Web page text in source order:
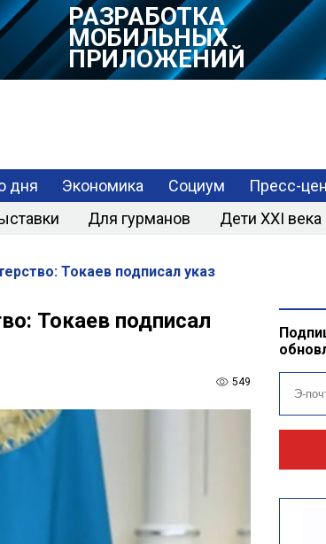
РАЗРАБОТКА
МОБИЛЬНЫХ
ПРИЛОЖЕНИЙ
дня Экономика Социум Пресс-
Для гурманов Дети XXI века
Токаев подписал указ
Токаев подписал
549